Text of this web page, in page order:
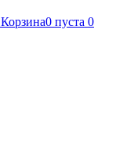
Корзина0 пуста 0